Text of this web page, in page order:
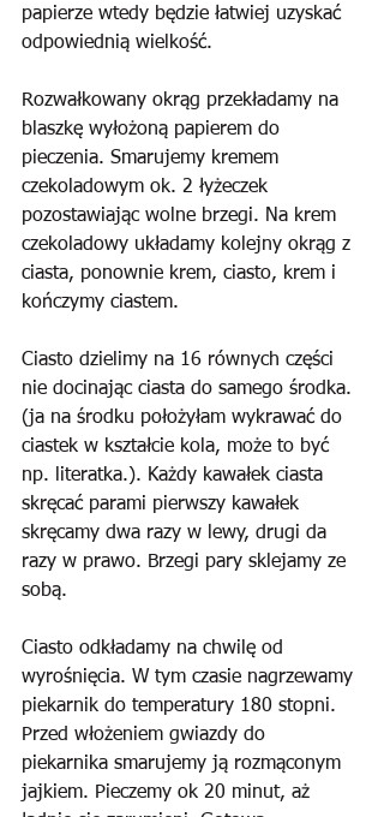
papierze wtedy będzie łatwiej uzyskać
odpowiednią wielkość.
Rozwałkowany okrąg przekładamy na
blaszkę wyłożoną papierem do
pieczenia. Smarujemy kremem
czekoladowym ok. 2 łyżeczek
pozostawiając wolne brzegi. Na krem
czekoladowy układamy kolejny okrąg z
ciasta, ponownie krem, ciasto, krem i
kończymy ciastem.
Ciasto dzielimy na 16 równych części
nie docinając ciasta do samego środka.
(ja na środku położyłam wykrawać do
ciastek w kształcie kola, może to być
np. literatka.). Każdy kawałek ciasta
skręcać parami pierwszy kawałek
skręcamy dwa razy w lewy, drugi da
razy w prawo. Brzegi pary sklejamy ze
sobą.
Ciasto odkładamy na chwilę od
wyrośnięcia. W tym czasie nagrzewamy
piekarnik do temperatury 180 stopni.
Przed włożeniem gwiazdy do
piekarnika smarujemy ją rozmąconym
jajkiem. Pieczemy ok 20 minut, aż